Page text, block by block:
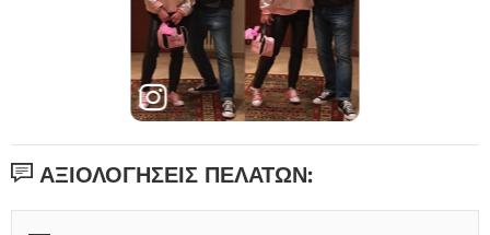
ΑΞΙΟΛΟΓΉΣΕΙΣ ΠΕΛΑΤΏΝ: